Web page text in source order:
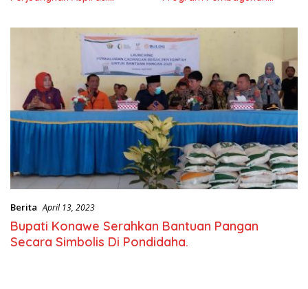
Berita April 13, 2023
Bupati Konawe Serahkan Bantuan Pangan
Secara Simbolis Di Pondidaha.